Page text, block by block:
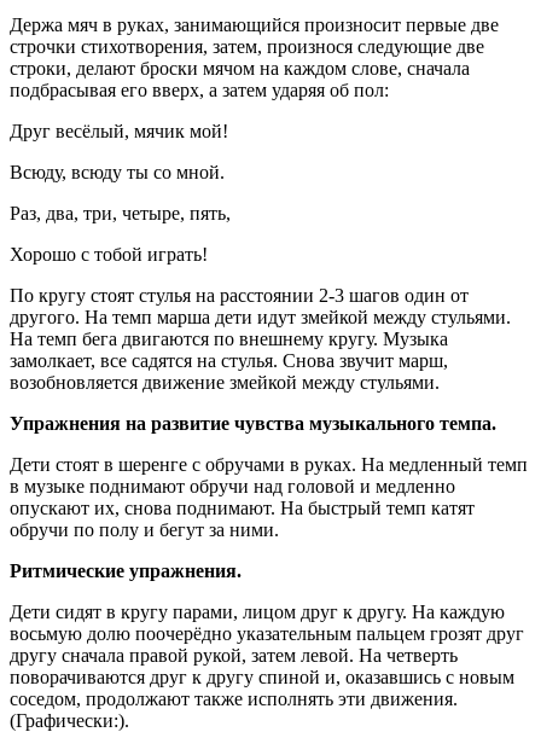
Держа мяч в руках, занимающийся произносит первые две
строчки стихотворения, затем, произнося следующие две
строки, делают броски мячом на каждом слове, сначала
подбрасывая его вверх, а затем ударяя об пол:
Друг весёлый, мячик мой!
Всюду, всюду ты со мной.
Раз, два, три, четыре, пять,
Хорошо с тобой играть!
По кругу стоят стулья на расстоянии 2-3 шагов один от
другого. На темп марша дети идут змейкой между стульями.
На темп бега двигаются по внешнему кругу. Музыка
замолкает, все садятся на стулья. Снова звучит марш,
возобновляется движение змейкой между стульями.
Упражнения на развитие чувства музыкального темпа.
Дети стоят в шеренге с обручами в руках. На медленный темп
в музыке поднимают обручи над головой и медленно
опускают их, снова поднимают. На быстрый темп катят
обручи по полу и бегут за ними.
Ритмические упражнения.
Дети сидят в кругу парами, лицом друг к другу. На каждую
восьмую долю поочерёдно указательным пальцем грозят друг
другу сначала правой рукой, затем левой. На четверть
поворачиваются друг к другу спиной и, оказавшись с новым
соседом, продолжают также исполнять эти движения.
(Графически:).